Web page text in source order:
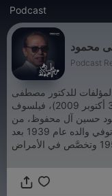
Podcast
محمود
Podcast
للدكتور مصطفى
محمود مصطفى محمود (27 ديسمبر 1921 - 31 أكتوبر 2009)، فيلسوف
حسين آل محفوظ، من
الأشراف وينتهي نسبه إلى علي زين العابدين. توفي والده عام 1939 بعد
سنوات من الشلل، درس الطب وتخرج عام 1953 وتخصَّص في الأمراض
الزواج أيضا بالطلاق عام